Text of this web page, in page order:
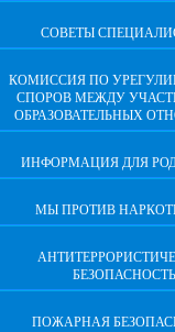
СОВЕТЫ
КОМИССИЯ ПО
СПОРОВ МЕЖДУ
ОБРАЗОВАТЕЛЬНЫХ
ИНФОРМАЦИЯ ДЛЯ
МЫ ПРОТИВ
БЕЗОПАСНОСТЬ
ПОЖАРНАЯ